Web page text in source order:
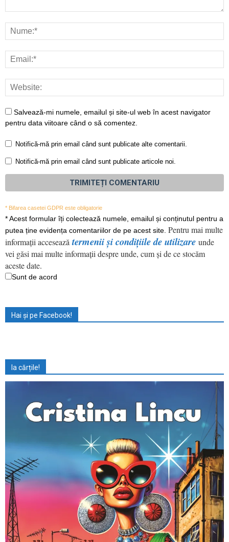
Salvează-mi numele, emailul și site-ul web în acest navigator
pentru data viitoare când o să comentez.
Notifică-mă prin email când sunt publicate alte comentarii.
Notifică-mă prin email când sunt publicate articole noi.
* Bifarea casetei GDPR este obligatorie
*Acest formular îți colectează numele, emailul și conținutul pentru a
putea ține evidența comentariilor de pe acest site. Pentru mai multe
informații acceseazătermenii și condițiile de utilizare unde
vei găsi mai multe informații despre unde, cum și de ce stocăm
aceste date.
Sunt de acord
Hai și pe Facebook!
Ia cărțile!